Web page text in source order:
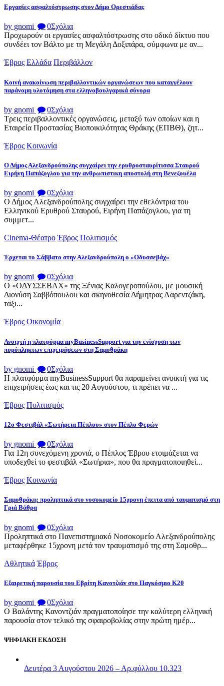
Εργασίες ασφαλτόστρωσης στον Δήμο Ορεστιάδας
by gnomi 0Σχόλια
Προχωρούν οι εργασίες ασφαλτόστρωσης στο οδικό δίκτυο που
συνδέει τον Βάλτο με τη Μεγάλη Δοξιπάρα, σύμφωνα με αν...
Έβρος Ελλάδα Περιβάλλον
Κοινή ανακοίνωση περιβαλλοντικών οργανώσεων που καταγγέλουν
παράνομη υλοτόμηση στα ελληνοβουλγαρικά σύνορα
by gnomi 0Σχόλια
Τρεις περιβαλλοντικές οργανώσεις, μεταξύ των οποίων και η
Εταιρεία Προστασίας Βιοποικιλότητας Θράκης (ΕΠΒΘ), ζητ...
Έβρος Κοινωνία
Ο Δήμος Αλεξανδρούπολης συγχαίρει την ερυθροσταυρίτισσα Σταυρού
Ειρήνη Παπάζογλου για την ανθρωπιστικη αποστολή στη Βενεζουέλα
by gnomi 0Σχόλια
Ο Δήμος Αλεξανδρούπολης συγχαίρει την εθελόντρια του
Ελληνικού Ερυθρού Σταυρού, Ειρήνη Παπάζογλου, για τη
συμμετ...
Cinema-Θέατρο Έβρος Πολιτισμός
Έρχεται το Σάββατο στην Αλεξανδρούπολη ο «Οδυσσεβάχ»
by gnomi 0Σχόλια
Ο «ΟΔΥΣΣΕΒΑΧ» της Ξένιας Καλογεροπούλου, με μουσική
Διονύση Σαββόπουλου και σκηνοθεσία Δήμητρας Λαρεντζάκη,
ταξι...
Έβρος Οικονομία
Ανοιχτή η πλατφόρμα myBusinessSupport για την ενίσχυση των
πυρόπληκτων επιχειρήσεων στη Σαμοθράκη
by gnomi 0Σχόλια
Η πλατφόρμα myBusinessSupport θα παραμείνει ανοικτή για τις
επιχειρήσεις έως και τις 20 Αυγούστου, τι πρέπει να ...
Έβρος Πολιτισμός
12ο Φεστιβάλ «Σωτήρεια Πέπλου» στον Πέπλο Φερών
by gnomi 0Σχόλια
Για 12η συνεχόμενη χρονιά, ο Πέπλος Έβρου ετοιμάζεται να
υποδεχθεί το φεστιβάλ «Σωτήρια», που θα πραγματοποιηθεί...
Έβρος Κοινωνία
Σαμοθράκη: προληπτικά στο νοσοκομείο 15χρονη έπειτα από ταυματισμό στη
Γριά Βάθρα
by gnomi 0Σχόλια
Προληπτικά στο Πανεπιστημιακό Νοσοκομείο Αλεξανδρούπολης
μεταφέρθηκε 15χρονη μετά τον τραυματισμό της στη Σαμοθρ...
Αθλητικά Έβρος
Εξαιρετική παρουσία του Εβρίτη Κανοτζιάν στο Παγκόσμιο Κ20
by gnomi 0Σχόλια
Ο Βαλάντης Κανοντζιάν πραγματοποίησε την καλύτερη ελληνική
παρουσία στον τελικό της σφαιροβολίας στην πρώτη ημέρ...
ΨΗΦΙΑΚΗ ΕΚΔΟΣΗ
Δευτέρα 3 Αυγούστου 2026 – Αρ.φύλλου 10.323